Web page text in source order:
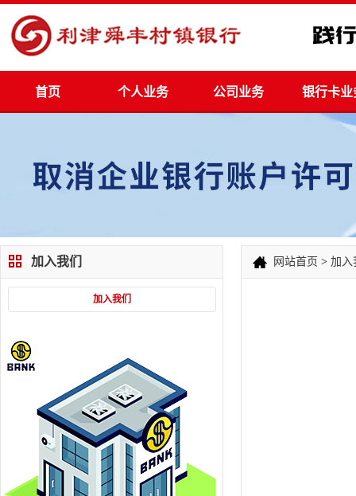
首页 个人业务 公司业务 银行卡业
加入我们
加入我们
网站首页 > 加入